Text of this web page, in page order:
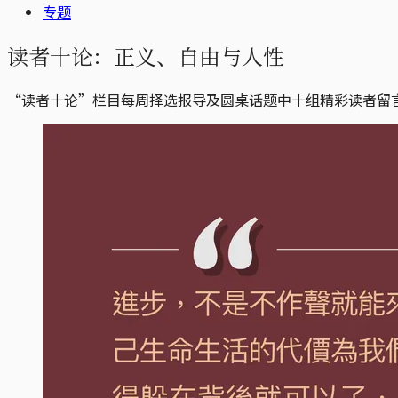
专题
读者十论：正义、自由与人性
“读者十论”栏目每周择选报导及圆桌话题中十组精彩读者留